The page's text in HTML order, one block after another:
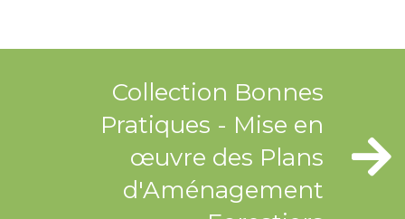
Collection Bonnes
Pratiques - Mise en
œuvre des Plans
d'Aménagement